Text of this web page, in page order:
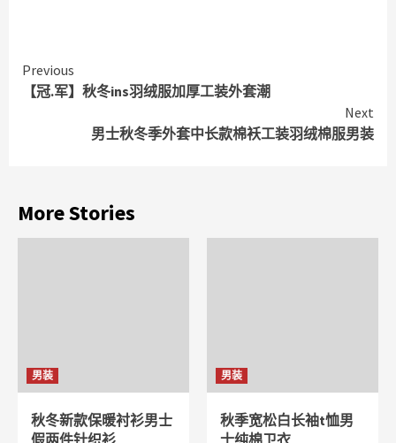
Continue
Reading
Previous
【冠.军】秋冬ins羽绒服加厚工装外套潮
Next
男士秋冬季外套中长款棉袄工装羽绒棉服男装
More Stories
男装
秋冬新款保暖衬衫男士
假两件针织衫
男装
秋季宽松白长袖t恤男
士纯棉卫衣